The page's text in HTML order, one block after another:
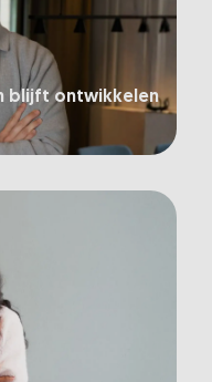
blijft ontwikkelen